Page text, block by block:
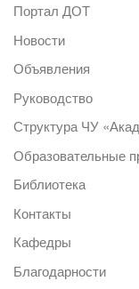
Портал ДОТ
Новости
Объявления
Руководство
Структура ЧУ
Образовательные
Библиотека
Контакты
Кафедры
Благодарности